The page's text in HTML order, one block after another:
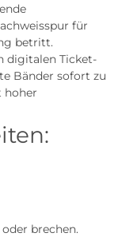
für
betritt.
digitalen Ticket-
Bänder sofort zu
hoher
brechen.